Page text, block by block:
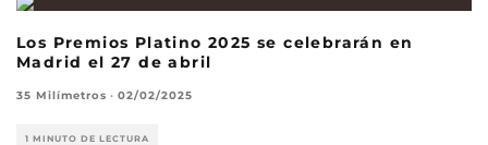
Los Premios Platino 2025 se celebrarán en
Madrid el 27 de abril
35 Milímetros · 02/02/2025
1 MINUTO DE LECTURA